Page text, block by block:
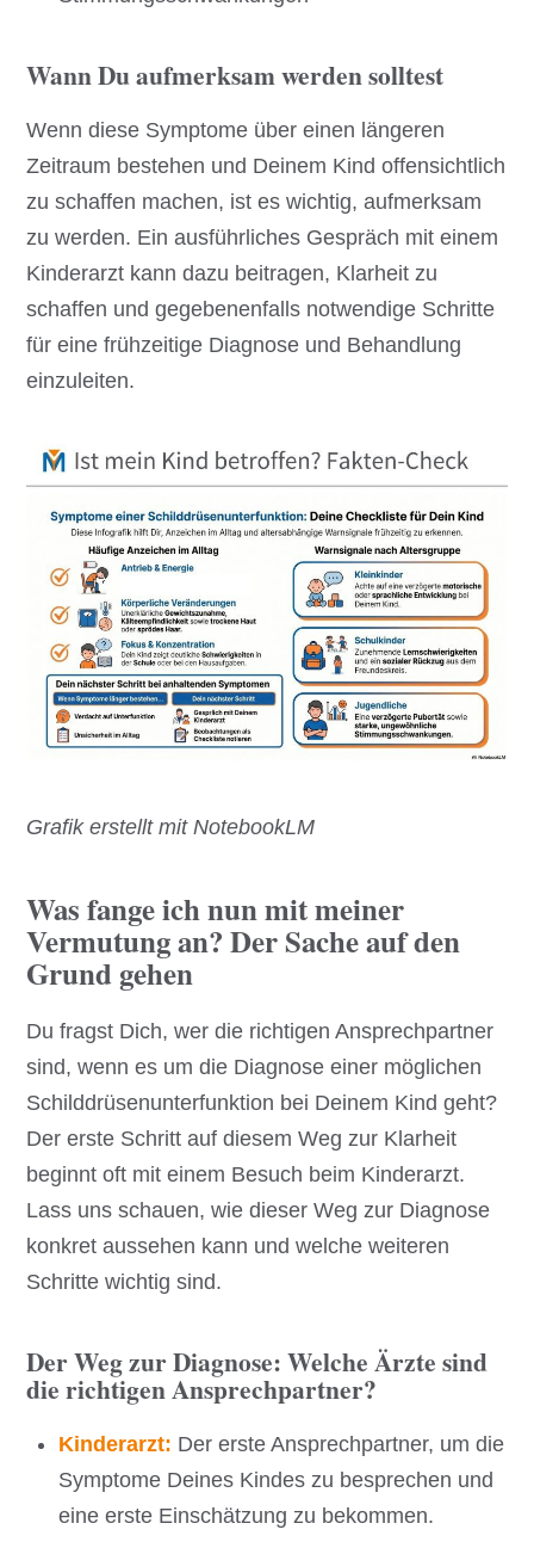
Wann Du aufmerksam werden solltest
Wenn diese Symptome über einen längeren
Zeitraum bestehen und Deinem Kind offensichtlich
zu schaffen machen, ist es wichtig, aufmerksam
zu werden. Ein ausführliches Gespräch mit einem
Kinderarzt kann dazu beitragen, Klarheit zu
schaffen und gegebenenfalls notwendige Schritte
für eine frühzeitige Diagnose und Behandlung
einzuleiten.
Grafik erstellt mit NotebookLM
Was fange ich nun mit meiner
Vermutung an? Der Sache auf den
Grund gehen
Du fragst Dich, wer die richtigen Ansprechpartner
sind, wenn es um die Diagnose einer möglichen
Schilddrüsenunterfunktion bei Deinem Kind geht?
Der erste Schritt auf diesem Weg zur Klarheit
beginnt oft mit einem Besuch beim Kinderarzt.
Lass uns schauen, wie dieser Weg zur Diagnose
konkret aussehen kann und welche weiteren
Schritte wichtig sind.
Der Weg zur Diagnose: Welche Ärzte sind
die richtigen Ansprechpartner?
Kinderarzt: Der erste Ansprechpartner, um die
Symptome Deines Kindes zu besprechen und
eine erste Einschätzung zu bekommen.